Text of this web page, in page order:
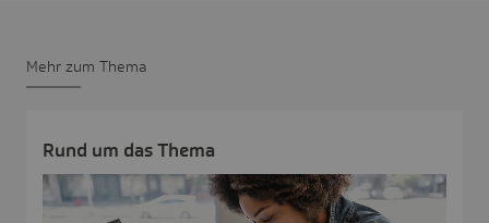
Mehr zum Thema
Rund um das Thema